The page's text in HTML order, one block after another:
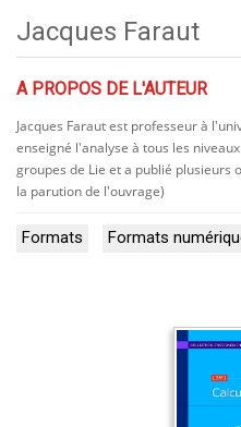
Jacques Faraut
A PROPOS DE L'AUTEUR
Jacques Faraut est professeur à
enseigné l'analyse à tous les
groupes de Lie et a publié plusieurs
la parution de l'ouvrage)
Formats Formats